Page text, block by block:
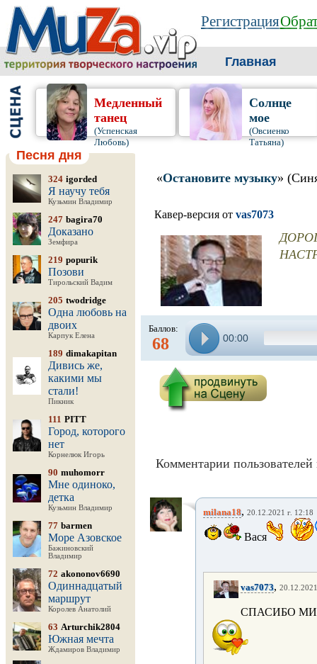
Регистрация
Главная
Медленный
танец
(Успенская
Любовь)
Солнце
мое
(Овсиенко
Татьяна)
Песня дня
324 igorded
Я научу тебя
Кузьмин Владимир
247 bagira70
Доказано
Земфира
219 popurik
Позови
Тирольский Вадим
205 twodridge
Одна любовь на
двоих
Карпук Елена
189 dimakapitan
Дивись же,
какими мы
стали!
Пикник
111 PITT
Город, которого
нет
Корнелюк Игорь
90 muhomorr
Мне одиноко,
детка
Кузьмин Владимир
77 barmen
Море Азовское
Бажиновский
Владимир
72 akononov6690
Одиннадцатый
маршрут
Королев Анатолий
63 Arturchik2804
Южная мечта
Ждамиров Владимир
«Остановите музыку»
Кавер-версия от vas7073
Баллов:
68 00:00
Комментарии пользователей
milana18, 20.12.2021 г. 12:18
Вася
vas7073,
СПАСИБО